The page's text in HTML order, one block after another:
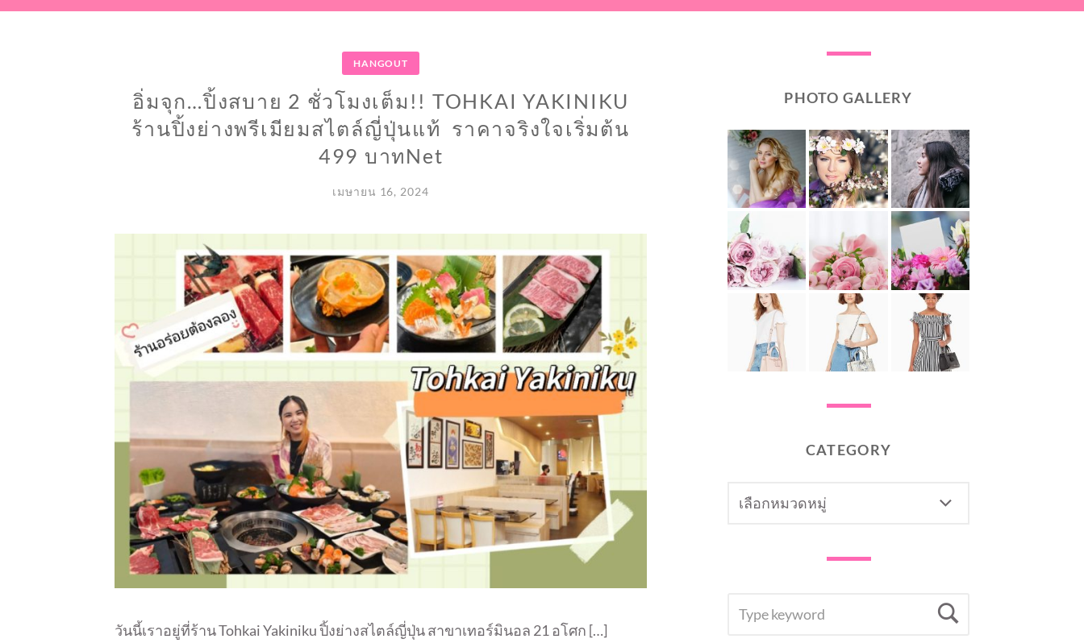
HANGOUT
อิ่มจุก…ปิ้งสบาย 2 ชั่วโมงเต็ม!! TOHKAI YAKINIKU
ร้านปิ้งย่างพรีเมียมสไตล์ญี่ปุ่นแท้ ราคาจริงใจเริ่มต้น
499 บาทNet
เมษายน 16, 2024
วันนี้เราอยู่ที่ร้าน Tohkai Yakiniku ปิ้งย่างสไตล์ญี่ปุ่น สาขาเทอร์มินอล 21 อโศก […]
PHOTO GALLERY
CATEGORY
FOR: